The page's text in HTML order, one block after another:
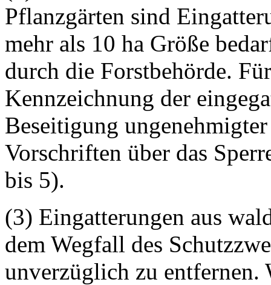
Pflanzgärten sind
mehr als 10 ha Größe
durch die Forstbehörde.
Kennzeichnung der
Beseitigung
Vorschriften über das
bis 5).
(3) Eingatterungen aus
dem Wegfall des
unverzüglich zu